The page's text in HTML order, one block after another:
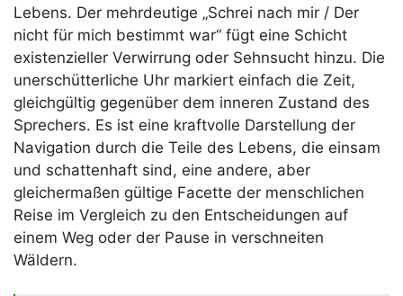
Lebens. Der mehrdeutige „Schrei nach mir / Der
nicht für mich bestimmt war“ fügt eine Schicht
existenzieller Verwirrung oder Sehnsucht hinzu. Die
unerschütterliche Uhr markiert einfach die Zeit,
gleichgültig gegenüber dem inneren Zustand des
Sprechers. Es ist eine kraftvolle Darstellung der
Navigation durch die Teile des Lebens, die einsam
und schattenhaft sind, eine andere, aber
gleichermaßen gültige Facette der menschlichen
Reise im Vergleich zu den Entscheidungen auf
einem Weg oder der Pause in verschneiten
Wäldern.